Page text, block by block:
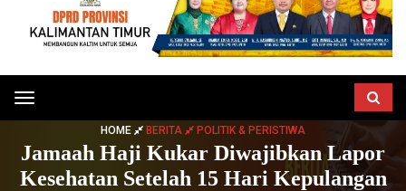
Toggle
navigation
HOME BERITA POLITIK & PERISTIWA
Jamaah Haji Kukar Diwajibkan Lapor
Kesehatan Setelah 15 Hari Kepulangan